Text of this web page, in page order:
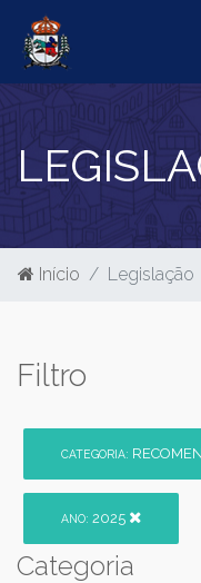
Início Legislação
Filtro
CATEGORIA:
ANO: 2025
Categoria